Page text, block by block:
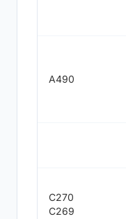
A490
C270
C269